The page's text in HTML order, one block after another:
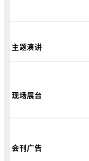
主题演讲
现场展台
会刊广告